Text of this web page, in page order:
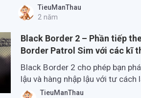
thử nghiệm trên Android nhưng
Úc.
TieuManThau
2 năm
Black Border 2 – Phần tiếp
Border Patrol Sim với các kĩ
Black Border 2 cho phép bạn
lậu và hàng nhập lậu với tư cách
biên giới, hiện đã mở đăng ký
TieuManThau